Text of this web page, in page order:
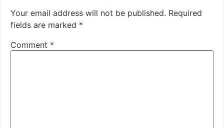
Your email address will not be published. Required
fields are marked *
Comment *